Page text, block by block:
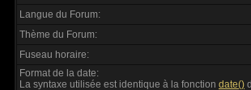
Langue du Forum:
Thème du Forum:
Fuseau horaire:
Format de la date:
La syntaxe utilisée est identique à la fonction date()